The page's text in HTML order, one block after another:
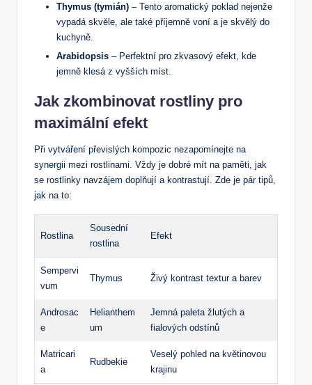
Thymus (tymián) – Tento aromatický poklad nejenže
vypadá skvěle, ale také příjemně voní a je skvělý do
kuchyně.
Arabidopsis – Perfektní pro zkvasový efekt, kde
jemně klesá z vyšších míst.
Jak zkombinovat rostliny pro
maximální efekt
Při vytváření převislých kompozic nezapomínejte na
synergii mezi rostlinami. Vždy je dobré mít na paměti, jak
se rostlinky navzájem doplňují a kontrastují. Zde je pár tipů,
jak na to:
Rostlina
Sousední
rostlina
Efekt
Sempervi
vum
Thymus Živý kontrast textur a barev
Androsac
e
Helianthem
um
Jemná paleta žlutých a
fialových odstínů
Matricari
a
Rudbekie
Veselý pohled na květinovou
krajinu